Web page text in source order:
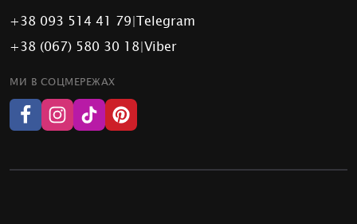
+38 093 514 41 79|Telegram
+38 (067) 580 30 18|Viber
МИ В СОЦМЕРЕЖАХ